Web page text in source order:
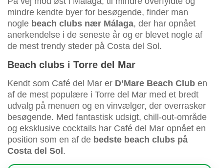
mindre kendte byer for besøgende, finder man
nogle beach clubs nær Málaga, der har opnået
anerkendelse i de seneste år og er blevet nogle af
de mest trendy steder på Costa del Sol.
Beach clubs i Torre del Mar
Kendt som Café del Mar er D’Mare Beach Club en
af de mest populære i Torre del Mar med et bredt
udvalg på menuen og en vinvælger, der overrasker
besøgende. Med fantastisk udsigt, chill-out-område
og eksklusive cocktails har Café del Mar opnået en
position som en af de bedste beach clubs på
Costa del Sol.